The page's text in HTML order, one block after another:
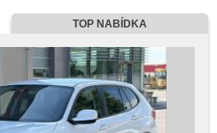
TOP NABÍDKA